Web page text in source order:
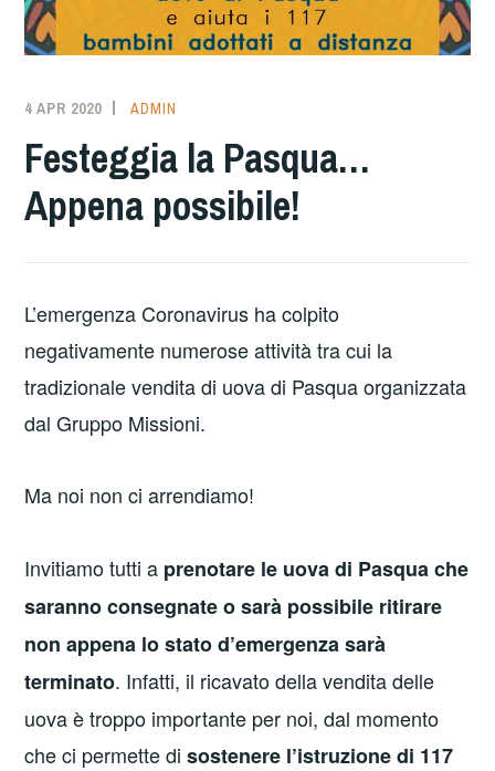
4 APR 2020 ADMIN
Festeggia la Pasqua…
Appena possibile!
L’emergenza Coronavirus ha colpito
negativamente numerose attività tra cui la
tradizionale vendita di uova di Pasqua organizzata
dal Gruppo Missioni.
Ma noi non ci arrendiamo!
Invitiamo tutti a prenotare le uova di Pasqua che
saranno consegnate o sarà possibile ritirare
non appena lo stato d’emergenza sarà
terminato. Infatti, il ricavato della vendita delle
uova è troppo importante per noi, dal momento
che ci permette disostenere l’istruzione di 117